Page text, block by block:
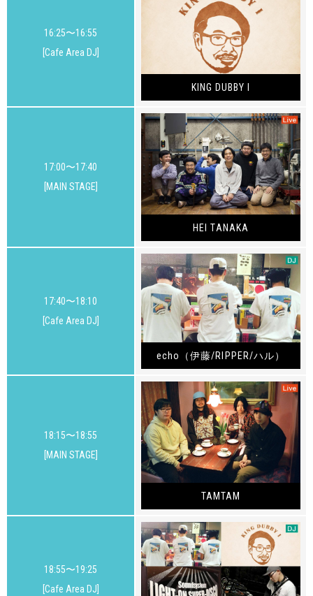
16:25〜16:55
[Cafe Area DJ]
KING DUBBY I
17:00〜17:40
[MAIN STAGE]
HEI TANAKA
17:40〜18:10
[Cafe Area DJ]
echo（伊藤/RIPPER/ハル）
18:15〜18:55
[MAIN STAGE]
TAMTAM
18:55〜19:25
[Cafe Area DJ]